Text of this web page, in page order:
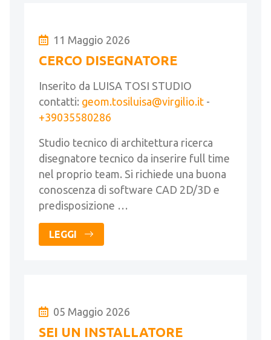
11 Maggio 2026
CERCO DISEGNATORE
Inserito da LUISA TOSI STUDIO
contatti: geom.tosiluisa@virgilio.it -
+39035580286
Studio tecnico di architettura ricerca
disegnatore tecnico da inserire full time
nel proprio team. Si richiede una buona
conoscenza di software CAD 2D/3D e
predisposizione …
LEGGI
05 Maggio 2026
SEI UN INSTALLATORE